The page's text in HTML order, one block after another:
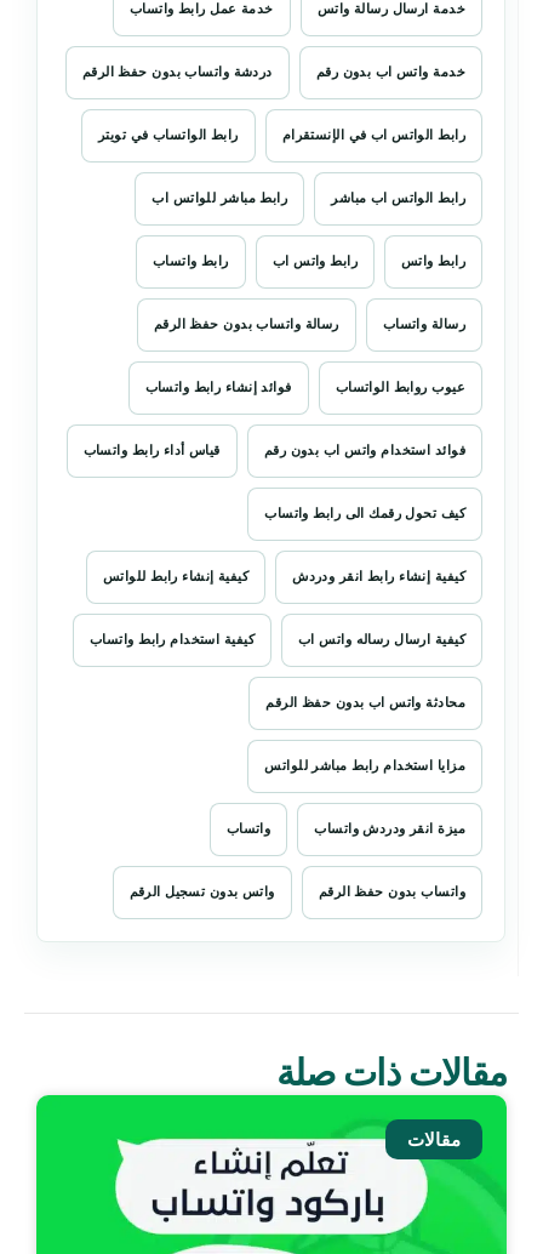
خدمة ارسال رسالة واتس خدمة عمل رابط واتساب
خدمة واتس اب بدون رقم دردشة واتساب بدون حفظ الرقم
رابط الواتس اب في الإنستقرام رابط الواتساب في تويتر
رابط الواتس اب مباشر رابط مباشر للواتس اب
رابط واتس رابط واتس اب رابط واتساب
رسالة واتساب رسالة واتساب بدون حفظ الرقم
عيوب روابط الواتساب فوائد إنشاء رابط واتساب
فوائد استخدام واتس اب بدون رقم قياس أداء رابط واتساب
كيف تحول رقمك الى رابط واتساب
كيفية إنشاء رابط انقر ودردش كيفية إنشاء رابط للواتس
كيفية ارسال رساله واتس اب كيفية استخدام رابط واتساب
محادثة واتس اب بدون حفظ الرقم
مزايا استخدام رابط مباشر للواتس
ميزة انقر ودردش واتساب واتساب
واتساب بدون حفظ الرقم واتس بدون تسجيل الرقم
مقالات ذات صلة
مقالات